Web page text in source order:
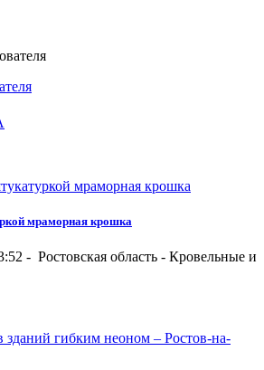
мраморная крошка
- Ростовская область - Кровельные и